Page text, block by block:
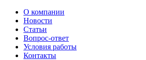
О компании
Новости
Статьи
Вопрос-ответ
Условия работы
Контакты